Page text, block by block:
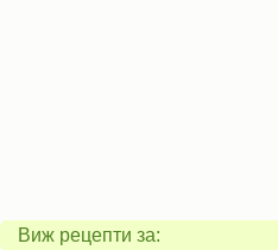
Виж рецепти за: